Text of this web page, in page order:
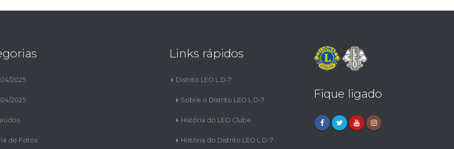
2025
2025
de Fotos
Links rápidos
Distrito LEO L D-7
Sobre o Distrito LEO L D-7
História do LEO Clube
História do Distrito LEO L D-7
Fique ligado